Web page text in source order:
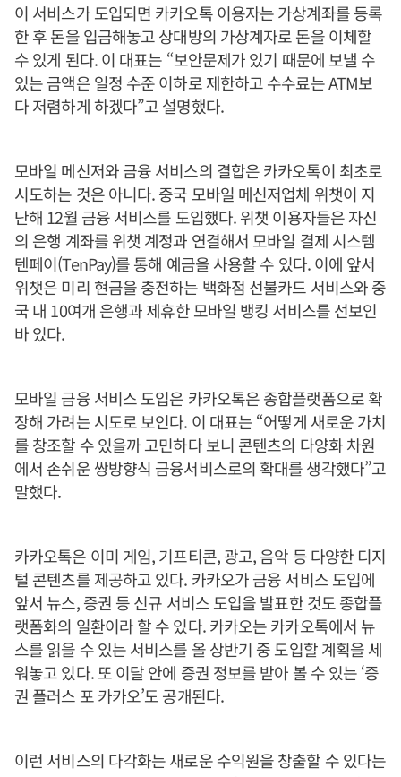
이 서비스가 도입되면 카카오톡 이용자는 가상계좌를 등록
한 후 돈을 입금해놓고 상대방의 가상계자로 돈을 이체할
수 있게 된다. 이 대표는 “보안문제가 있기 때문에 보낼 수
있는 금액은 일정 수준 이하로 제한하고 수수료는 ATM보
다 저렴하게 하겠다”고 설명했다.
모바일 메신저와 금융 서비스의 결합은 카카오톡이 최초로
시도하는 것은 아니다. 중국 모바일 메신저업체 위챗이 지
난해 12월 금융 서비스를 도입했다. 위챗 이용자들은 자신
의 은행 계좌를 위챗 계정과 연결해서 모바일 결제 시스템
텐페이(TenPay)를 통해 예금을 사용할 수 있다. 이에 앞서
위챗은 미리 현금을 충전하는 백화점 선불카드 서비스와 중
국 내 10여개 은행과 제휴한 모바일 뱅킹 서비스를 선보인
바 있다.
모바일 금융 서비스 도입은 카카오톡은 종합플랫폼으로 확
장해 가려는 시도로 보인다. 이 대표는 “어떻게 새로운 가치
를 창조할 수 있을까 고민하다 보니 콘텐츠의 다양화 차원
에서 손쉬운 쌍방향식 금융서비스로의 확대를 생각했다”고
말했다.
카카오톡은 이미 게임, 기프티콘, 광고, 음악 등 다양한 디지
털 콘텐츠를 제공하고 있다. 카카오가 금융 서비스 도입에
앞서 뉴스, 증권 등 신규 서비스 도입을 발표한 것도 종합플
랫폼화의 일환이라 할 수 있다. 카카오는 카카오톡에서 뉴
스를 읽을 수 있는 서비스를 올 상반기 중 도입할 계획을 세
워놓고 있다. 또 이달 안에 증권 정보를 받아 볼 수 있는 ‘증
권 플러스 포 카카오’도 공개된다.
이런 서비스의 다각화는 새로운 수익원을 창출할 수 있다는